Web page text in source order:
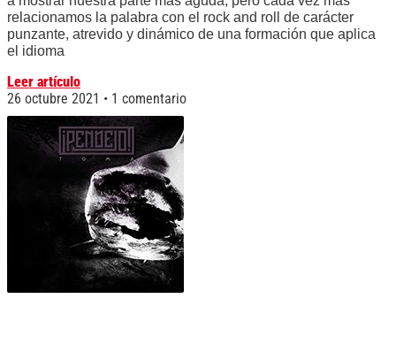
relacionamos la palabra con el rock and roll de carácter
punzante, atrevido y dinámico de una formación que aplica
el idioma
Leer artículo
26 octubre 2021
1 comentario